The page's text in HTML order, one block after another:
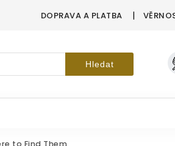
DOPRAVA A PLATBA
Hledat
to Find Them